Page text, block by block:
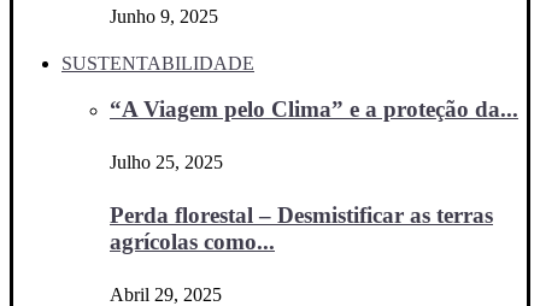
Junho 9, 2025
SUSTENTABILIDADE
“A Viagem pelo Clima” e a proteção da...
Julho 25, 2025
Perda florestal – Desmistificar as terras
agrícolas como...
Abril 29, 2025